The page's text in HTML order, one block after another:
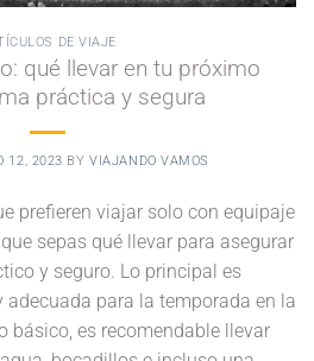
DE VIAJE
qué llevar en tu próximo
práctica y segura
12, 2023 BYVIAJANDO VAMOS
prefieren viajar solo con equipaje
sepas qué llevar para asegurar
y seguro. Lo principal es
para la temporada en la
básico, es recomendable llevar